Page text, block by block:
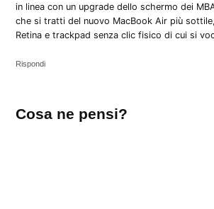
in linea con un upgrade dello schermo dei
che si tratti del nuovo MacBook Air più
Retina e trackpad senza clic fisico di cui si
Rispondi
un
Cosa ne pensi?